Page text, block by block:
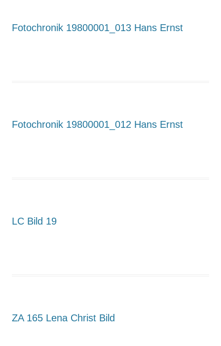
Fotochronik 19800001_013 Hans Ernst
Fotochronik 19800001_012 Hans Ernst
LC Bild 19
ZA 165 Lena Christ Bild